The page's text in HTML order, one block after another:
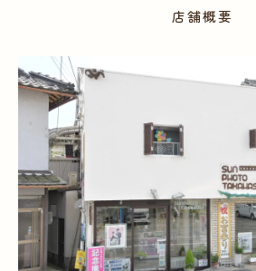
店舗概要